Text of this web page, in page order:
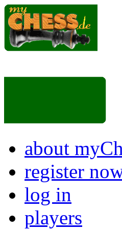
about
register
log in
players